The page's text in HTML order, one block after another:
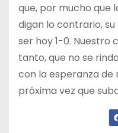
que, por mucho que
digan lo contrario,
ser hoy 1-0. Nuestro
tanto, que no se
con la esperanza de
próxima vez que